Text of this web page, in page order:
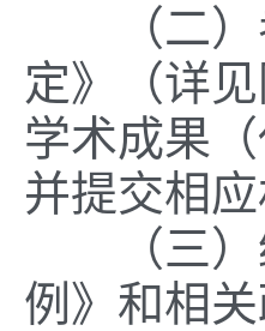
（二）考
定》（详
学术成果
并提交相应
（三）继
例》和相